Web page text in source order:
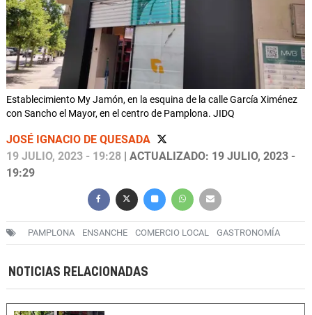
Establecimiento My Jamón, en la esquina de la calle García Ximénez
con Sancho el Mayor, en el centro de Pamplona. JIDQ
JOSÉ IGNACIO DE QUESADA
19 JULIO, 2023 - 19:28 | ACTUALIZADO: 19 JULIO, 2023 -
19:29
PAMPLONA ENSANCHE COMERCIO LOCAL GASTRONOMÍA
NOTICIAS RELACIONADAS